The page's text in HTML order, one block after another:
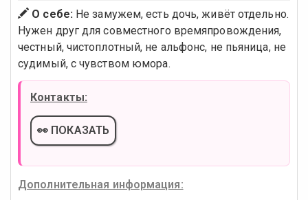
О себе:Не замужем, есть дочь, живёт отдельно.
Нужен друг для совместного времяпровождения,
честный, чистоплотный, не альфонс, не пьяница, не
судимый, с чувством юмора.
Контакты:
👀 ПОКАЗАТЬ
Дополнительная информация: